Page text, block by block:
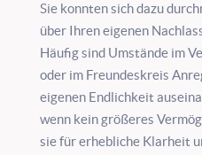
Sie konnten sich dazu
über Ihren eigenen
Häufig sind Umstände im
oder im Freundeskreis
eigenen Endlichkeit
wenn kein größeres
sie für erhebliche Klarheit